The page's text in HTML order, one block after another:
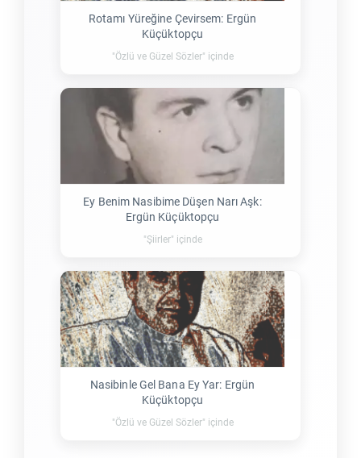
Rotamı Yüreğine Çevirsem: Ergün
Küçüktopçu
"Özlü ve Güzel Sözler" içinde
Ey Benim Nasibime Düşen Narı Aşk:
Ergün Küçüktopçu
"Şiirler" içinde
Nasibinle Gel Bana Ey Yar: Ergün
Küçüktopçu
"Özlü ve Güzel Sözler" içinde